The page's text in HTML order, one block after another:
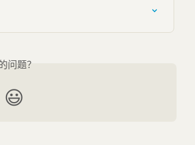
问题？
😃